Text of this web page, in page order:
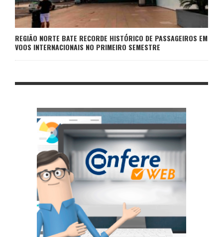
REGIÃO NORTE BATE RECORDE HISTÓRICO DE PASSAGEIROS EM
VOOS INTERNACIONAIS NO PRIMEIRO SEMESTRE